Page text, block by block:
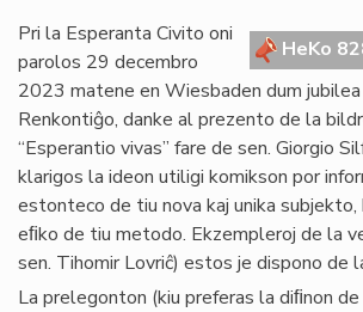
HeKo
Pri la Esperanta Civito oni
parolos 29 decembro
2023 matene en Wiesbaden dum jubilea
Renkontiĝo, danke al prezento de la
“Esperantio vivas” fare de sen. Giorgio
klarigos la ideon utiligi komikson por
estonteco de tiu nova kaj unika
eﬁko de tiu metodo. Ekzempleroj de la
sen. Tihomir Lovriĉ) estos je dispono de
La prelegonton (kiu preferas la diﬁnon